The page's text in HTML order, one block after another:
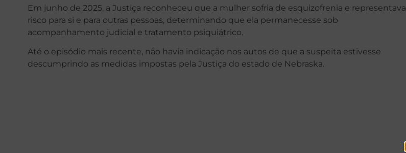
Em junho de 2025, a Justiça reconheceu que a mulher sofria de esquizofrenia e representava
risco para si e para outras pessoas, determinando que ela permanecesse sob
acompanhamento judicial e tratamento psiquiátrico.
Até o episódio mais recente, não havia indicação nos autos de que a suspeita estivesse
descumprindo as medidas impostas pela Justiça do estado de Nebraska.